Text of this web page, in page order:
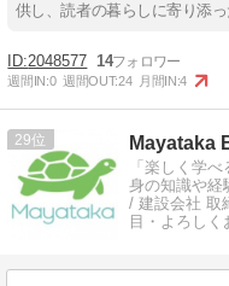
供し、読者の暮らしに寄り添っ
2048577 14
週間IN:0 週間OUT:24 月間IN:4
29 Mayataka
「楽しく学
身の知識や経
/ 建設会社 取
目・よろしく